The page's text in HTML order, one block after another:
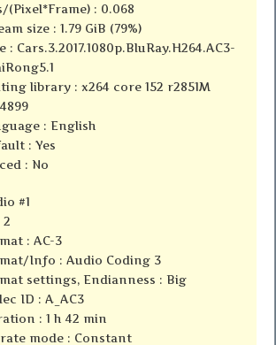
(Pixel*Frame) : 0.068
size : 1.79 GiB (79%)
: Cars.3.2017.1080p.BluRay.H264.AC3-
library : x264 core 152 r2851M
: English
: Yes
: No
#1
2
: AC-3
Info : Audio Coding 3
settings, Endianness : Big
ID : A_AC3
: 1 h 42 min
mode : Constant